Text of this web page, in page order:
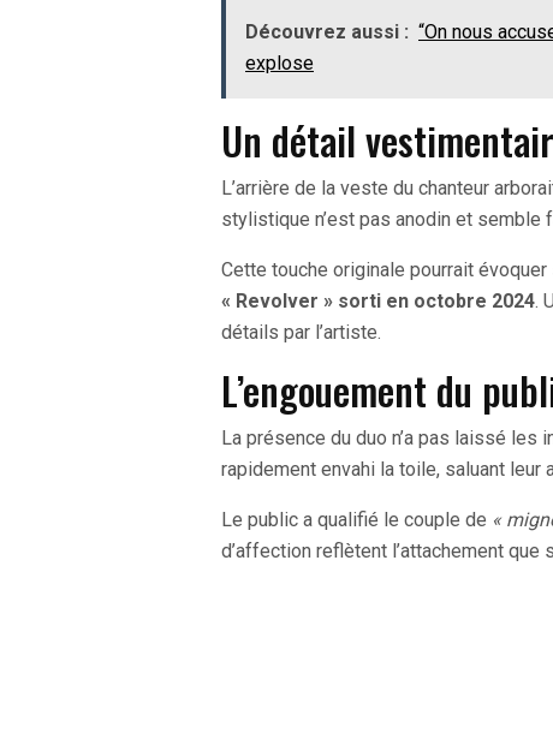
Découvrez aussi : “On nous
explose
Un détail
L’arrière de la veste du chanteur
stylistique n’est pas anodin et semble
Cette touche originale pourrait
« Revolver » sorti en octobre 2024.
détails par l’artiste.
L’engouement du
La présence du duo n’a pas laissé
rapidement envahi la toile, saluant leur
Le public a qualifié le couple de «
d’affection reflètent l’attachement